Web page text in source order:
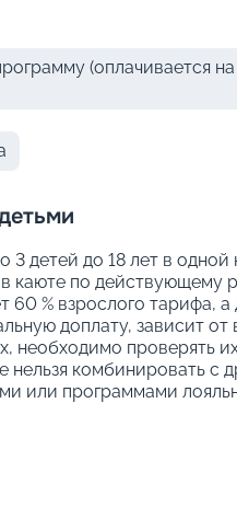
(оплачивается
3 детей до 18 лет в
каюте по действующему
60 % взрослого тарифа, а
доплату, зависит от
необходимо проверять
комбинировать с
или программами